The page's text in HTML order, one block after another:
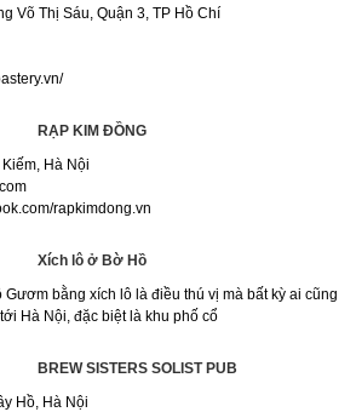
Võ Thị Sáu, Quận 3, TP Hồ Chí
RẠP KIM ĐỒNG
Hà Nội
rapkimdong.vn
Xích lô ở Bờ Hồ
bằng xích lô là điều thú vị mà bất kỳ ai cũng
Hà Nội, đặc biệt là khu phố cổ
BREW SISTERS SOLIST PUB
Hồ, Hà Nội